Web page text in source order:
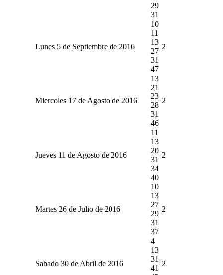
29
31
Lunes 5 de Septiembre de 2016
10
11
13
27
31
47
2
Miercoles 17 de Agosto de 2016
13
21
23
28
31
46
2
Jueves 11 de Agosto de 2016
11
13
20
31
34
40
2
Martes 26 de Julio de 2016
10
13
27
29
31
37
2
Sabado 30 de Abril de 2016
4
13
31
41
2